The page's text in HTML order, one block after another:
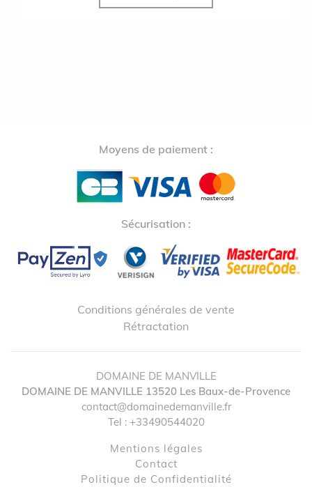
Moyens de paiement :
Sécurisation :
Conditions générales de vente
Rétractation
DOMAINE DE MANVILLE
DOMAINE DE MANVILLE 13520 Les Baux-de-Provence
contact@domainedemanville.fr
Tel : +33490544020
Mentions légales
contact
Politique de Confidentialité